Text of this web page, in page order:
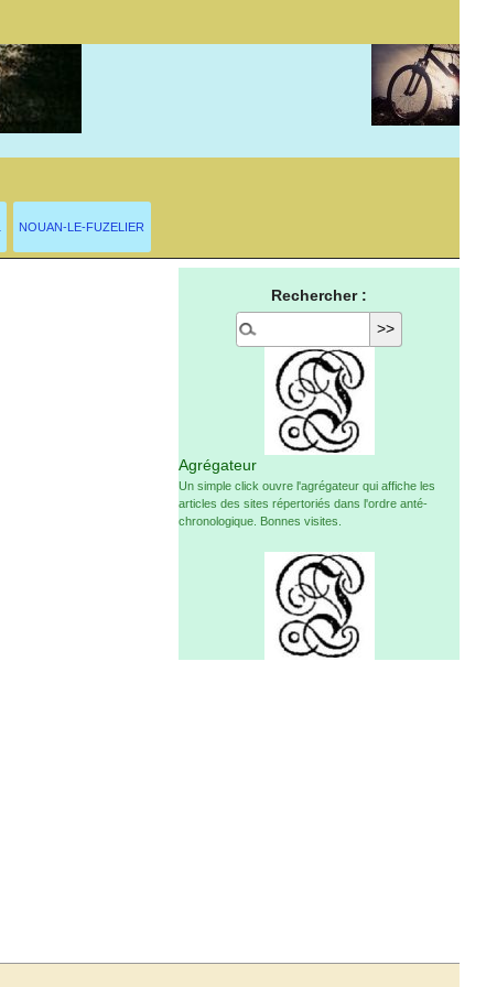
NOUAN-LE-FUZELIER
Rechercher :
Agrégateur
Un simple click ouvre l'agrégateur qui affiche les
articles des sites répertoriés dans l'ordre anté-
chronologique. Bonnes visites.